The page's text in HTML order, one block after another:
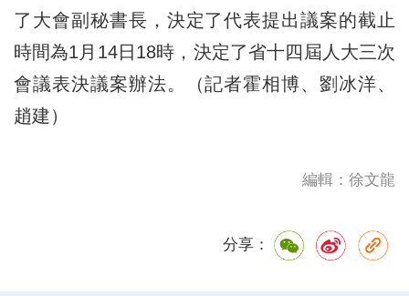
了大會副秘書長，決定了代表提出議案的截止
時間為1月14日18時，決定了省十四屆人大三次
會議表決議案辦法。（記者霍相博、劉冰洋、
趙建）
編輯：徐文龍
分享：